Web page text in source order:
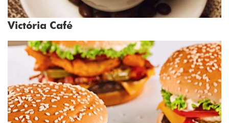
Victória Café